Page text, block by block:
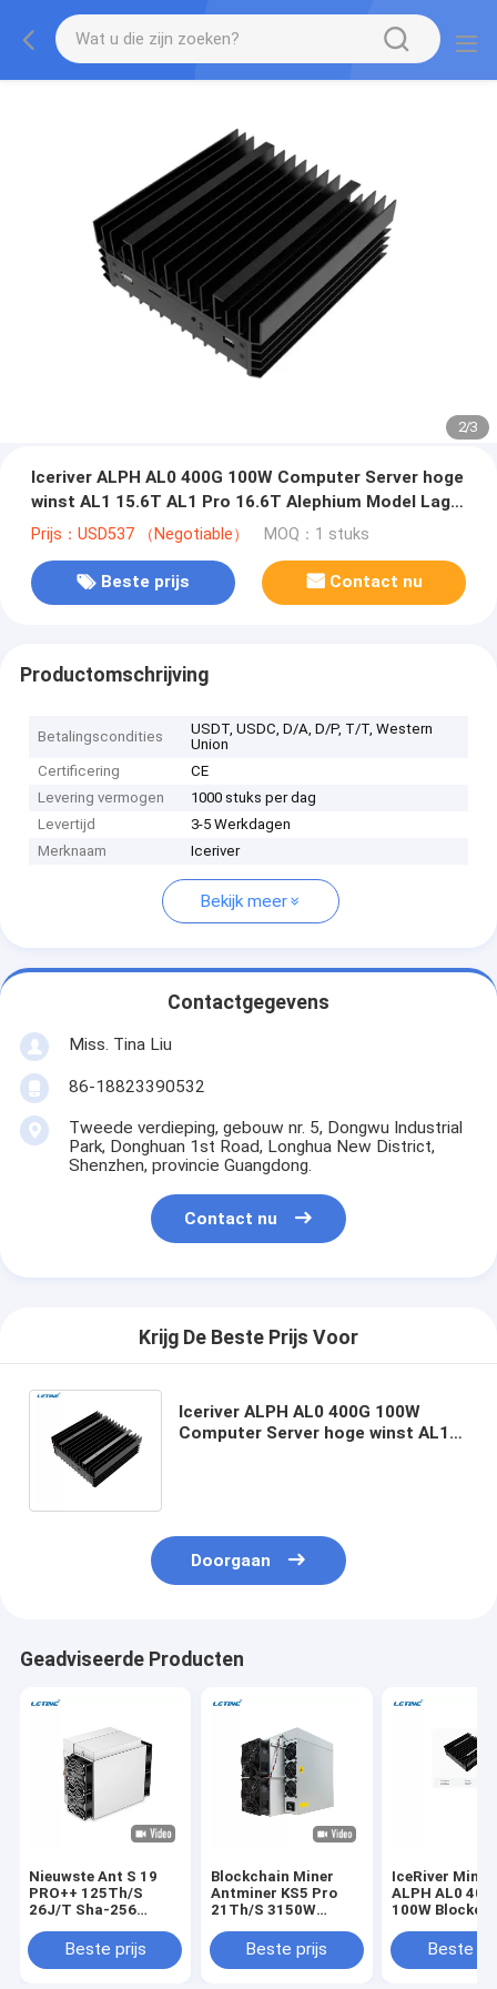
2/3
Iceriver ALPH AL0 400G 100W Computer Server hoge
winst AL1 15.6T AL1 Pro 16.6T Alephium Model Lage
prijs AL BOX II
Prijs：USD537 （Negotiable） MOQ：1 stuks
Beste prijs Contact nu
Productomschrijving
Betalingscondities
USDT, USDC, D/A, D/P, T/T, Western
Union
Certificering
CE
Levering vermogen
1000 stuks per dag
Levertijd
3-5 Werkdagen
Merknaam
Iceriver
Bekijk meer
Contactgegevens
Miss. Tina Liu
86-18823390532
Tweede verdieping, gebouw nr. 5, Dongwu Industrial
Park, Donghuan 1st Road, Longhua New District,
Shenzhen, provincie Guangdong.
Contact nu
Krijg De Beste Prijs Voor
Iceriver ALPH AL0 400G 100W
Computer Server hoge winst AL1
Doorgaan
Geadviseerde Producten
Nieuwste Ant S 19
PRO++ 125Th/S
26J/T Sha-256
MachineBeste prijs
Blockchain Miner
Antminer KS5 Pro
21Th/S 3150W
algoritme KAS Asic
Miner voor mijnbouw
Beste prijs
IceRiver
ALPH AL0
100W
mijnwerker
Beste